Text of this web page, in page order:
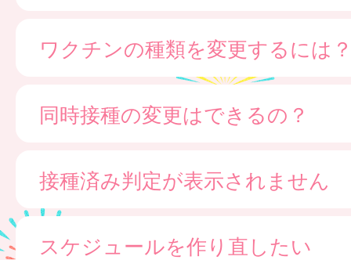
ワクチンの種類を変更するには
同時接種の変更はできるの？
接種済み判定が表示されません
スケジュールを作り直したい